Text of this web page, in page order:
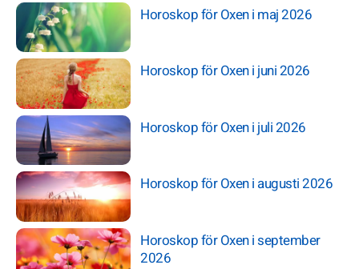
Horoskop för Oxen i maj 2026
Horoskop för Oxen i juni 2026
Horoskop för Oxen i juli 2026
Horoskop för Oxen i augusti 2026
Horoskop för Oxen i september
2026